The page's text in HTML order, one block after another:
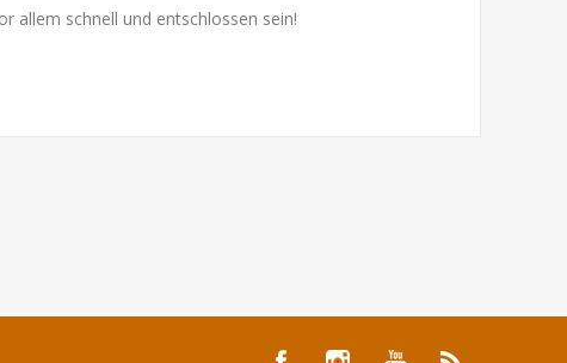
allem schnell und entschlossen sein!